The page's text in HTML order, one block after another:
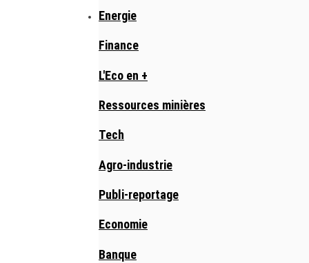
Energie
Finance
L'Eco en +
Ressources minières
Tech
Agro-industrie
Publi-reportage
Economie
Banque